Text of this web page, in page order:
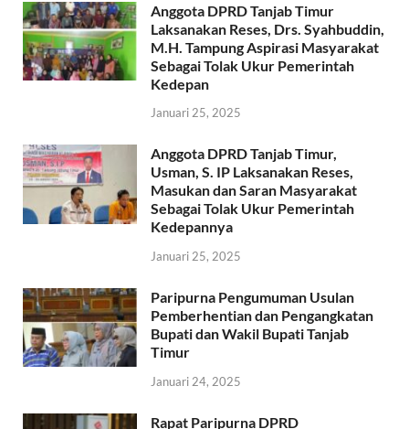
Anggota DPRD Tanjab Timur
Laksanakan Reses, Drs. Syahbuddin,
M.H. Tampung Aspirasi Masyarakat
Sebagai Tolak Ukur Pemerintah
Kedepan
Januari 25, 2025
Anggota DPRD Tanjab Timur,
Usman, S. IP Laksanakan Reses,
Masukan dan Saran Masyarakat
Sebagai Tolak Ukur Pemerintah
Kedepannya
Januari 25, 2025
Paripurna Pengumuman Usulan
Pemberhentian dan Pengangkatan
Bupati dan Wakil Bupati Tanjab
Timur
Januari 24, 2025
Rapat Paripurna DPRD